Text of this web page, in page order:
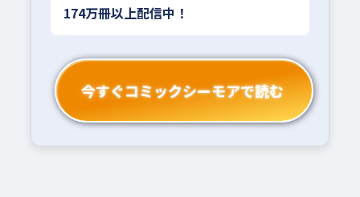
174万冊以上配信中！
今すぐコミックシーモアで読む